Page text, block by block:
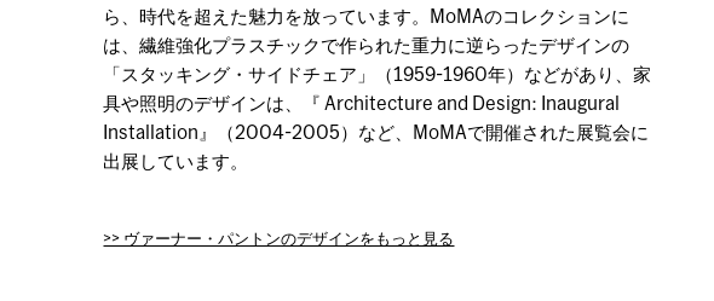
ら、時代を超えた魅力を放っています。MoMAのコレクションに
は、繊維強化プラスチックで作られた重力に逆らったデザインの
「スタッキング・サイドチェア」（1959-1960年）などがあり、家
具や照明のデザインは、『 Architecture and Design: Inaugural
Installation』（2004-2005）など、MoMAで開催された展覧会に
出展しています。
>> ヴァーナー・パントンのデザインをもっと見る